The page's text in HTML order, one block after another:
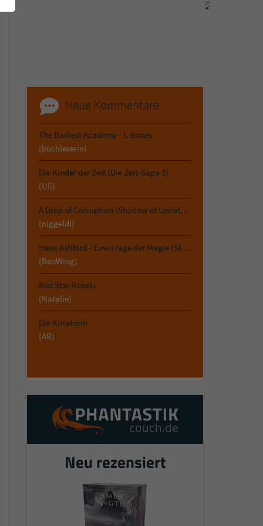
Neue Kommentare
The Darkest Academy - I. Bones
(buchleserin)
Die Kinder der Zeit (Die Zeit-Saga 1)
(Uli)
A Drop of Corruption (Shadow of Leviathan 2)
(niggeldi)
Haus Ashford - Eine Frage der Magie (Stephen Oakwood 3)
(BeoWing)
Red Star Rebels
(Natalie)
Die Kuratorin
(AR)
Neu rezensiert